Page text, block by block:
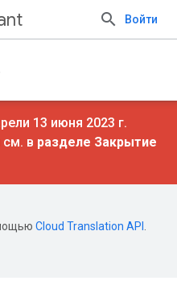
Войти
13 июня 2023 г.
в разделе Закрытие
Cloud Translation API